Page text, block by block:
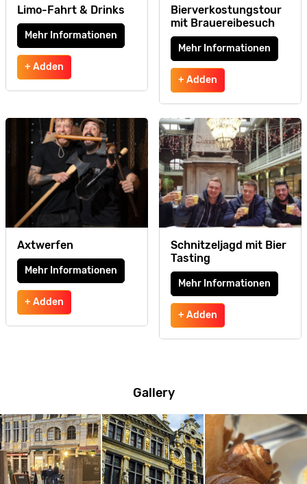
Limo-Fahrt & Drinks
Mehr Informationen
+ Adden
Bierverkostungstour
mit Brauereibesuch
Mehr Informationen
+ Adden
Axtwerfen
Mehr Informationen
+ Adden
Schnitzeljagd mit Bier
Tasting
Mehr Informationen
+ Adden
Gallery